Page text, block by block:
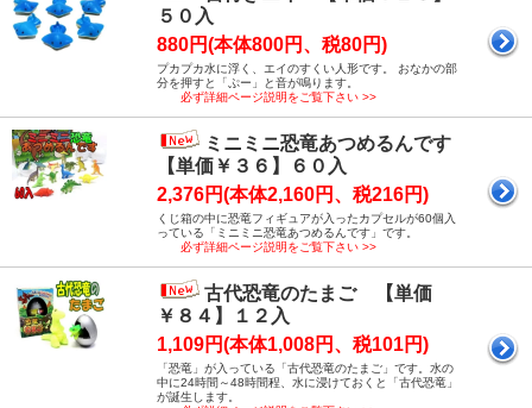
５０入
880円(本体800円、税80円)
プカプカ水に浮く、エイのすくい人形です。 おなかの部
分を押すと「ぷー」と音が鳴ります。
必ず詳細ページ説明をご覧下さい >>
ミニミニ恐竜あつめるんです
【単価￥３６】６０入
2,376円(本体2,160円、税216円)
くじ箱の中に恐竜フィギュアが入ったカプセルが60個入
っている「ミニミニ恐竜あつめるんです」です。
必ず詳細ページ説明をご覧下さい >>
古代恐竜のたまご 【単価
￥８４】１２入
1,109円(本体1,008円、税101円)
「恐竜」が入っている「古代恐竜のたまご」です。水の
中に24時間～48時間程、水に浸けておくと「古代恐竜」
が誕生します。